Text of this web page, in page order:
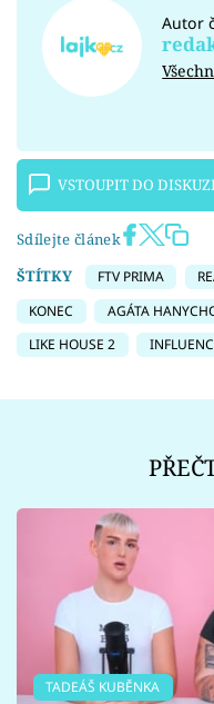
Autor
VSTOUPIT DO
Sdílejte článek
ŠTÍTKY
FTV PRIMA
KONEC
AGÁTA
LIKE HOUSE 2
TADEÁŠ KUBĚNKA